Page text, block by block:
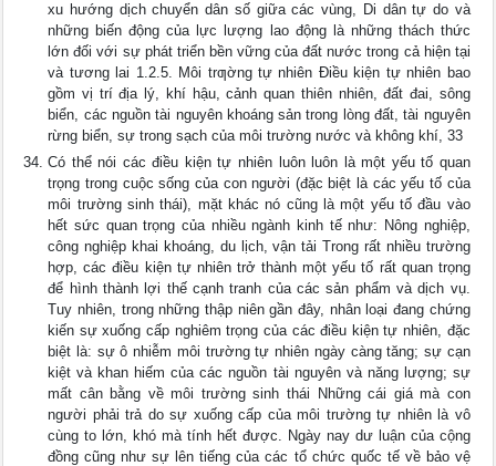
xu hướng dịch chuyển dân số giữa các vùng, Di dân tự do và
những biến động của lực lượng lao động là những thách thức
lớn đối với sự phát triển bền vững của đất nước trong cả hiện tại
và tương lai 1.2.5. Môi trƣờng tự nhiên Điều kiện tự nhiên bao
gồm vị trí địa lý, khí hậu, cảnh quan thiên nhiên, đất đai, sông
biển, các nguồn tài nguyên khoáng sản trong lòng đất, tài nguyên
rừng biển, sự trong sạch của môi trường nước và không khí, 33
Có thể nói các điều kiện tự nhiên luôn luôn là một yếu tố quan
trọng trong cuộc sống của con người (đặc biệt là các yếu tố của
môi trường sinh thái), mặt khác nó cũng là một yếu tố đầu vào
hết sức quan trọng của nhiều ngành kinh tế như: Nông nghiệp,
công nghiệp khai khoáng, du lịch, vận tải Trong rất nhiều trường
hợp, các điều kiện tự nhiên trở thành một yếu tố rất quan trọng
để hình thành lợi thế cạnh tranh của các sản phẩm và dịch vụ.
Tuy nhiên, trong những thập niên gần đây, nhân loại đang chứng
kiến sự xuống cấp nghiêm trọng của các điều kiện tự nhiên, đặc
biệt là: sự ô nhiễm môi trường tự nhiên ngày càng tăng; sự cạn
kiệt và khan hiếm của các nguồn tài nguyên và năng lượng; sự
mất cân bằng về môi trường sinh thái Những cái giá mà con
người phải trả do sự xuống cấp của môi trường tự nhiên là vô
cùng to lớn, khó mà tính hết được. Ngày nay dư luận của cộng
đồng cũng như sự lên tiếng của các tổ chức quốc tế về bảo vệ